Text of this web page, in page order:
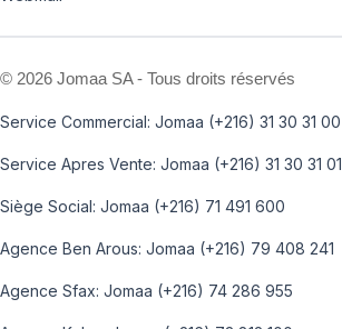
© 2026 Jomaa SA - Tous droits réservés
Service Commercial: Jomaa (+216) 31 30 31 00
Service Apres Vente: Jomaa (+216) 31 30 31 01
Siège Social: Jomaa (+216) 71 491 600
Agence Ben Arous: Jomaa (+216) 79 408 241
Agence Sfax: Jomaa (+216) 74 286 955